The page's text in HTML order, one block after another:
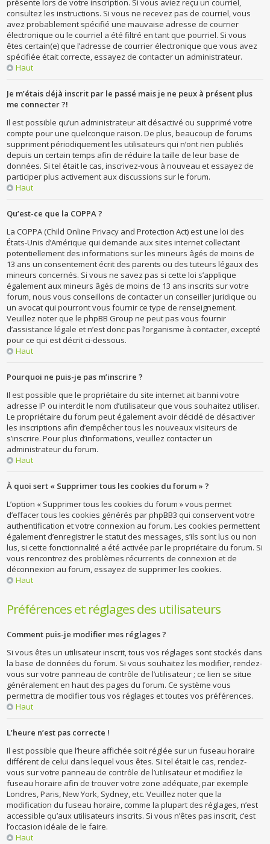
présente lors de votre inscription. Si vous aviez reçu un courriel,
consultez les instructions. Si vous ne recevez pas de courriel, vous
avez probablement spécifié une mauvaise adresse de courrier
électronique ou le courriel a été filtré en tant que pourriel. Si vous
êtes certain(e) que l’adresse de courrier électronique que vous avez
spécifiée était correcte, essayez de contacter un administrateur.
Haut
Je m’étais déjà inscrit par le passé mais je ne peux à présent plus
me connecter ?!
Il est possible qu’un administrateur ait désactivé ou supprimé votre
compte pour une quelconque raison. De plus, beaucoup de forums
suppriment périodiquement les utilisateurs qui n’ont rien publiés
depuis un certain temps afin de réduire la taille de leur base de
données. Si tel était le cas, inscrivez-vous à nouveau et essayez de
participer plus activement aux discussions sur le forum.
Haut
Qu’est-ce que la COPPA ?
La COPPA (Child Online Privacy and Protection Act) est une loi des
États-Unis d’Amérique qui demande aux sites internet collectant
potentiellement des informations sur les mineurs âgés de moins de
13 ans un consentement écrit des parents ou des tuteurs légaux des
mineurs concernés. Si vous ne savez pas si cette loi s’applique
également aux mineurs âgés de moins de 13 ans inscrits sur votre
forum, nous vous conseillons de contacter un conseiller juridique ou
un avocat qui pourront vous fournir ce type de renseignement.
Veuillez noter que le phpBB Group ne peut pas vous fournir
d’assistance légale et n’est donc pas l’organisme à contacter, excepté
pour ce qui est décrit ci-dessous.
Haut
Pourquoi ne puis-je pas m’inscrire ?
Il est possible que le propriétaire du site internet ait banni votre
adresse IP ou interdit le nom d’utilisateur que vous souhaitez utiliser.
Le propriétaire du forum peut également avoir décidé de désactiver
les inscriptions afin d’empêcher tous les nouveaux visiteurs de
s’inscrire. Pour plus d’informations, veuillez contacter un
administrateur du forum.
Haut
À quoi sert « Supprimer tous les cookies du forum » ?
L’option « Supprimer tous les cookies du forum » vous permet
d’effacer tous les cookies générés par phpBB3 qui conservent votre
authentification et votre connexion au forum. Les cookies permettent
également d’enregistrer le statut des messages, s’ils sont lus ou non
lus, si cette fonctionnalité a été activée par le propriétaire du forum. Si
vous rencontrez des problèmes récurrents de connexion et de
déconnexion au forum, essayez de supprimer les cookies.
Haut
Préférences et réglages des utilisateurs
Comment puis-je modifier mes réglages ?
Si vous êtes un utilisateur inscrit, tous vos réglages sont stockés dans
la base de données du forum. Si vous souhaitez les modifier, rendez-
vous sur votre panneau de contrôle de l’utilisateur ; ce lien se situe
généralement en haut des pages du forum. Ce système vous
permettra de modifier tous vos réglages et toutes vos préférences.
Haut
L’heure n’est pas correcte !
Il est possible que l’heure affichée soit réglée sur un fuseau horaire
différent de celui dans lequel vous êtes. Si tel était le cas, rendez-
vous sur votre panneau de contrôle de l’utilisateur et modifiez le
fuseau horaire afin de trouver votre zone adéquate, par exemple
Londres, Paris, New York, Sydney, etc. Veuillez noter que la
modification du fuseau horaire, comme la plupart des réglages, n’est
accessible qu’aux utilisateurs inscrits. Si vous n’êtes pas inscrit, c’est
l’occasion idéale de le faire.
Haut